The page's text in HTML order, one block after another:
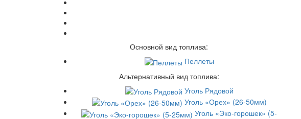
Основной вид топлива:
Пеллеты
Альтернативный вид топлива:
Уголь Рядовой
Уголь «Орех» (26-50мм)
Уголь «Эко-горошек» (5-